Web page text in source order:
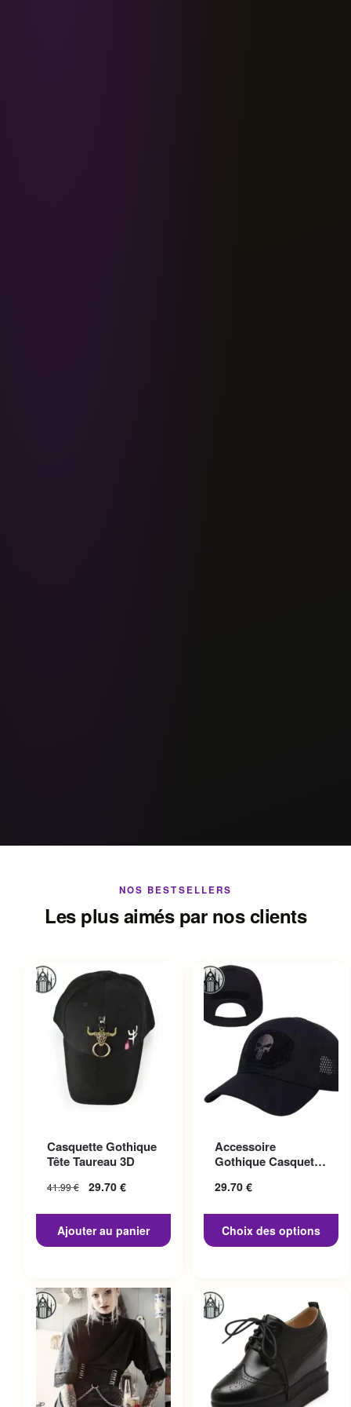
NOS BESTSELLERS
Les plus aimés par nos clients
Casquette Gothique
Tête Taureau 3D
41.99€ 29.70 €
Ajouter au panier
Accessoire
Gothique Casquette
29.70 €
Choix des options
variations. Les options
peuvent être choisies sur la
page du produit